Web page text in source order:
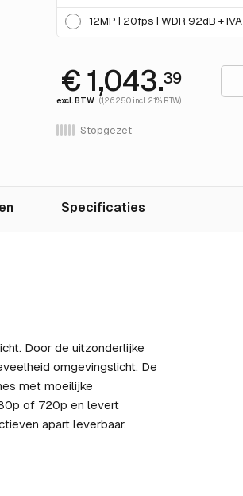
12MP | 20fps | WDR 92dB + IVA
€ 1,043.39
excl. BTW (1,262.50 incl. 21% BTW)
Stopgezet
Specificaties
Door de uitzonderlijke
omgevingslicht. De
met moeilijke
of 720p en levert
apart leverbaar.